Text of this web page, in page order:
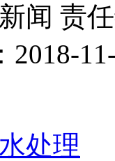
闻 责
2018-
处理